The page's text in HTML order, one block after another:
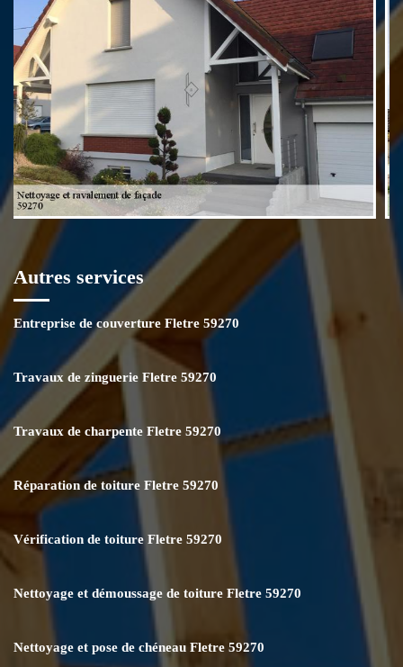
classes sociales.
Autres services
Entreprise de couverture Fletre 59270
Travaux de zinguerie Fletre 59270
Travaux de charpente Fletre 59270
Réparation de toiture Fletre 59270
Vérification de toiture Fletre 59270
Nettoyage et démoussage de toiture Fletre 59270
Nettoyage et pose de chéneau Fletre 59270